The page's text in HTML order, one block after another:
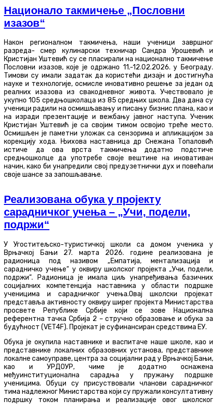
Национало такмичење „Пословни
изазов“
Након регионалном такмичења, наши ученици завршног
разреда- смер кулинарски техничар Сандра Урошевић и
Кристијан Уштевић су се пласирали на национално такмичење
Пословни изазов, које је одржано 11.-12.02.2026. у Београду.
Тимови су имали задатак да користећи дизајн и достигнућа
науке и технологије, осмисле иновативно решење за један од
реалних изазова из свакодневног живота. Учествовало је
укупно 105 средњошколаца из 85 средњих школа. Два дана су
ученици радили на осмишљавању и писању бизнис плана, као и
на изради презентације и вежбању јавног наступа. Ученик
Кристијан Уштевић је са својим тимом освојио треће место.
Осмишљен је паметни уложак са сензорима и апликацијом за
корекцију хода. Њихова наставница др Снежана Топаловић
истиче да ова врста такмичења додатно подстиче
средњошколце да употребе своје вештине на иновативан
начин, како би унапредили свој предузетнички дух и повећали
своје шансе за запошљавање.
Реализована обука у пројекту
сарадничког учења – „Учи, подели,
подржи“
У Угоститељско-туристичкој школи са домом ученика у
Врњачкој Бањи 27. марта 2026. године реализована је
радионица под називом „Емпатија, ментализација и
сарадничко учење“ у оквиру школског пројекта „Учи, подели,
подржи“. Радионица је имала циљ унапређивања базичних
социјалних компетенција наставника у области подршке
ученицима и сарадничког учења.Овај школски пројекат
представља активносту оквиру ширег пројекта Министарства
просвете Републике Србије који се зове Национална
референтна тачка Србија 2 – стручно образовање и обука за
будућност (VET4F). Пројекат је суфинансиран средствима ЕУ.
Обука је окупила наставнике и васпитаче наше школе, као и
представнике локалних образовних установа, представнике
локалне самоуправе, центра за социјални рад у Врњачкој Бањи,
као и УРДОУР, чиме је додатно оснажена
међуинституционална сарадња у пружању подршке
ученицима. Обуци су присуствовали чланови сарадничког
тима надлежног Министарства који су пружали консултативну
подршку током планирања и реализације овог школског